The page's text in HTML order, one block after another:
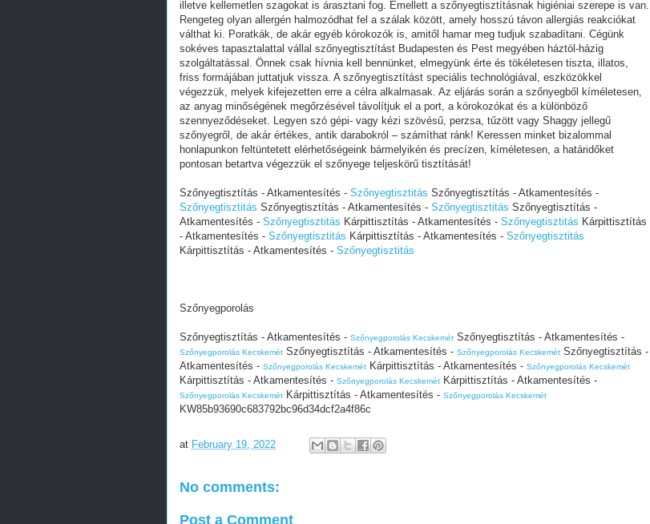
illetve kellemetlen szagokat is árasztani fog. Emellett a szőnyegtisztításnak higiéniai szerepe is van.
Rengeteg olyan allergén halmozódhat fel a szálak között, amely hosszú távon allergiás reakciókat
válthat ki. Poratkák, de akár egyéb kórokozók is, amitől hamar meg tudjuk szabadítani. Cégünk
sokéves tapasztalattal vállal szőnyegtisztítást Budapesten és Pest megyében háztól-házig
szolgáltatással. Önnek csak hívnia kell bennünket, elmegyünk érte és tökéletesen tiszta, illatos,
friss formájában juttatjuk vissza. A szőnyegtisztítást speciális technológiával, eszközökkel
végezzük, melyek kifejezetten erre a célra alkalmasak. Az eljárás során a szőnyegből kíméletesen,
az anyag minőségének megőrzésével távolítjuk el a port, a kórokozókat és a különböző
szennyeződéseket. Legyen szó gépi- vagy kézi szövésű, perzsa, tűzött vagy Shaggy jellegű
szőnyegről, de akár értékes, antik darabokról – számíthat ránk! Keressen minket bizalommal
honlapunkon feltüntetett elérhetőségeink bármelyikén és precízen, kíméletesen, a határidőket
pontosan betartva végezzük el szőnyege teljeskörű tisztítását!
Szőnyegtisztítás - Atkamentesítés - Szőnyegtisztitás Szőnyegtisztítás - Atkamentesítés -
Szőnyegtisztitás Szőnyegtisztítás - Atkamentesítés - Szőnyegtisztitás Szőnyegtisztítás -
Atkamentesítés - Szőnyegtisztitás Kárpittisztítás - Atkamentesítés - Szőnyegtisztitás Kárpittisztítás
- Atkamentesítés - Szőnyegtisztitás Kárpittisztítás - Atkamentesítés - Szőnyegtisztitás
Kárpittisztítás - Atkamentesítés - Szőnyegtisztitás
Szőnyegporolás
Szőnyegtisztítás - Atkamentesítés - Szőnyegporolás Kecskemét Szőnyegtisztítás - Atkamentesítés -
Szőnyegporolás Kecskemét Szőnyegtisztítás - Atkamentesítés - Szőnyegporolás Kecskemét Szőnyegtisztítás -
Atkamentesítés - Szőnyegporolás Kecskemét Kárpittisztítás - Atkamentesítés - Szőnyegporolás Kecskemét
Kárpittisztítás - Atkamentesítés - Szőnyegporolás Kecskemét Kárpittisztítás - Atkamentesítés -
Szőnyegporolás Kecskemét Kárpittisztítás - Atkamentesítés - Szőnyegporolás Kecskemét
KW85b93690c683792bc96d34dcf2a4f86c
at February 19, 2022
No comments:
Post a Comment